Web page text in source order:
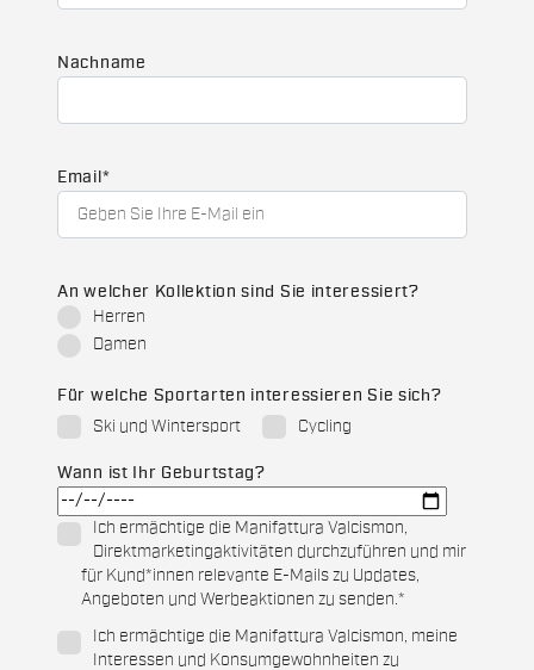
Nachname
Email *
An welcher Kollektion sind Sie interessiert?
Herren
Damen
Für welche Sportarten interessieren Sie sich?
Ski und Wintersport
Cycling
Wann ist Ihr Geburtstag?
Ich ermächtige die Manifattura Valcismon,
Direktmarketingaktivitäten durchzuführen und mir
für Kund*innen relevante E-Mails zu Updates,
Angeboten und Werbeaktionen zu senden. *
Ich ermächtige die Manifattura Valcismon, meine
Interessen und Konsumgewohnheiten zu